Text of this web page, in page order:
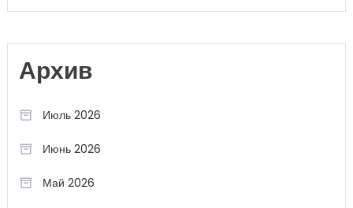
Архив
Июль 2026
Июнь 2026
Май 2026